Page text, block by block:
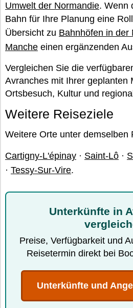
Umwelt der Normandie. Wenn
Bahn für Ihre Planung eine
Übersicht zu Bahnhöfen in der
Manche einen ergänzenden
Vergleichen Sie die
Avranches mit Ihrer geplanten
Ortsbesuch, Kultur und
Weitere Reiseziele
Weitere Orte unter demselben
Cartigny-L'épinay · Saint-Lô ·
· Tessy-Sur-Vire.
Unterkünfte in
Preise, Verfügbarkeit und
Reisetermin direkt bei
Unterkünfte und